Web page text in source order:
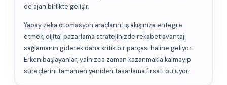
de ajan birlikte gelişir.
Yapay zeka otomasyon araçlarını iş akışınıza entegre
etmek, dijital pazarlama stratejinizde rekabet avantajı
sağlamanın giderek daha kritik bir parçası haline geliyor.
Erken başlayanlar, yalnızca zaman kazanmakla kalmayıp
süreçlerini tamamen yeniden tasarlama fırsatı buluyor.